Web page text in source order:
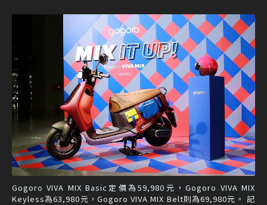
Gogoro VIVA MIX Basic定價為59,980元，Gogoro VIVA MIX
Keyless為63,980元，Gogoro VIVA MIX Belt則為69,980元。 記